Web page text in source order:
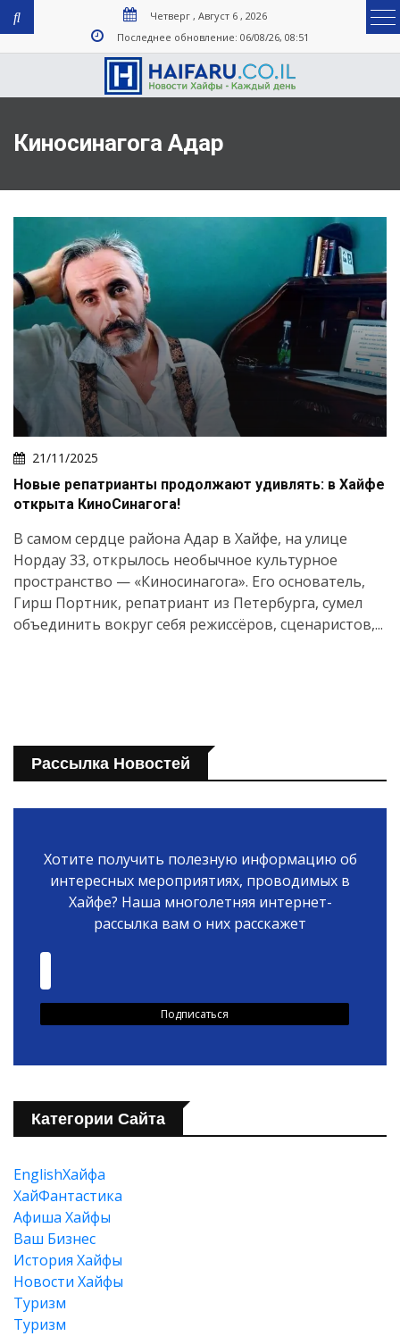
Четверг , Август 6 , 2026
Последнее обновление: 06/08/26, 08:51
Киносинагога Адар
21/11/2025
Новые репатрианты продолжают удивлять: в Хайфе
открыта КиноСинагога!
В самом сердце района Адар в Хайфе, на улице
Нордау 33, открылось необычное культурное
пространство — «Киносинагога». Его основатель,
Гирш Портник, репатриант из Петербурга, сумел
объединить вокруг себя режиссёров, сценаристов,...
Рассылка Новостей
Хотите получить полезную информацию об
интересных мероприятиях, проводимых в
Хайфе? Наша многолетняя интернет-
рассылка вам о них расскажет
Категории Сайта
EnglishХайфа
XайФантастика
Афиша Хайфы
Ваш Бизнес
История Хайфы
Новости Хайфы
Туризм
Туризм